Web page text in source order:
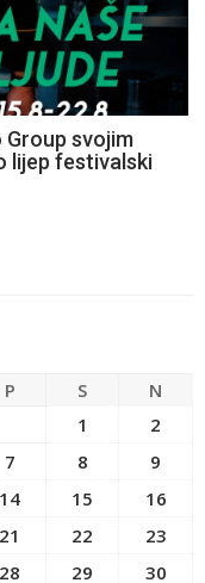
Group svojim
lijep festivalski
P S
N
1
2
7 8
9
14 15
16
21 22
23
28 29
30